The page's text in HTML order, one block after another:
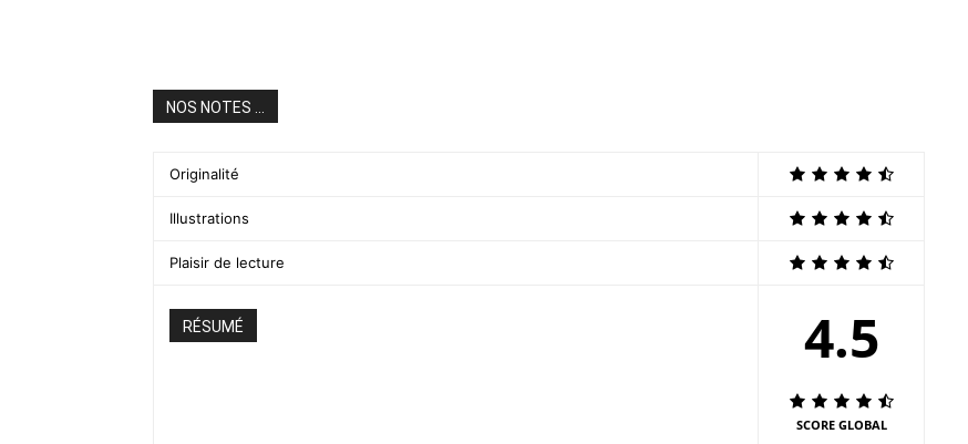
NOS NOTES ...
Originalité
Illustrations
Plaisir de lecture
RÉSUMÉ 4.5
SCORE GLOBAL